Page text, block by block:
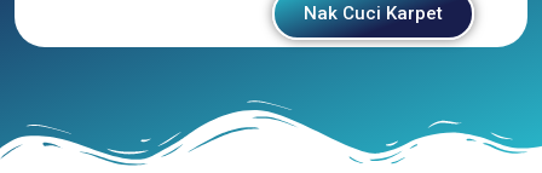
Nak Cuci Karpet